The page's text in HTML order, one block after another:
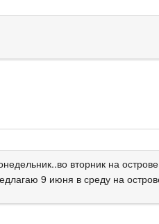
вторник на
9 июня в среду на